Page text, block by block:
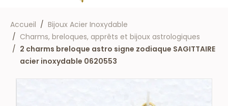
Accueil
Bijoux Acier Inoxydable
Charms, breloques, apprêts et bijoux astrologiques
2 charms breloque astro signe zodiaque SAGITTAIRE
acier inoxydable 0620553